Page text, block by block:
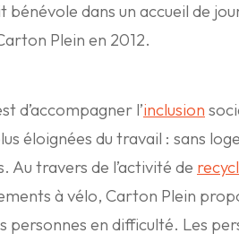
dans un accueil de
Plein en 2012.
d’accompagner l’inclusion
éloignées du travail : sans
Au travers de l’activité de
à vélo, Carton Plein
personnes en difficulté. Les